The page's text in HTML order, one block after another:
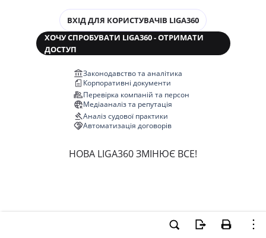
ВХІД ДЛЯ КОРИСТУВАЧІВ LIGA360
ХОЧУ СПРОБУВАТИ LIGA360 - ОТРИМАТИ
ДОСТУП
Законодавство та аналітика
Корпоративні документи
Перевірка компаній та персон
Медіааналіз та репутація
Аналіз судової практики
Автоматизація договорів
НОВА LIGA360 ЗМІНЮЄ ВСЕ!